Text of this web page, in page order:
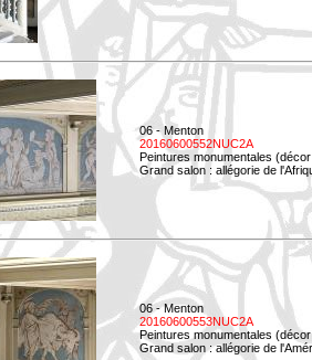
06 - Menton
20160600552NUC2A
Peintures monumentales
Grand salon : allégorie de
06 - Menton
20160600553NUC2A
Peintures monumentales
Grand salon : allégorie de